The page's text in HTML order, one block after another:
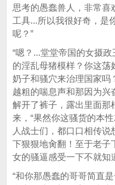
思考的愚蠢兽人，非常喜
工具...所以我很好奇，是
呢？”
“嗯？...堂堂帝国的女摄
的淫乱母猪模样？你这荡
奶子和骚穴来治理国家吗
越粗的喘息声和那因为
解开了裤子，露出里面那
来，“果然你这骚货的本
人战士们，都口口相传
下狠狠地肏翻！至于老子
女的骚逼感受一下不就知
“和你那愚蠢的哥哥简直